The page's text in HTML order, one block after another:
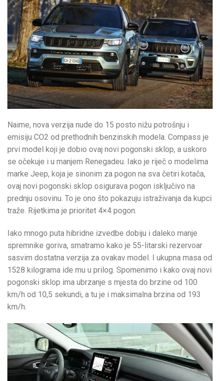
Naime, nova verzija nude do 15 posto nižu potrošnju i
emisiju CO2 od prethodnih benzinskih modela. Compass je
prvi model koji je dobio ovaj novi pogonski sklop, a uskoro
se očekuje i u manjem Renegadeu. Iako je riječ o modelima
marke Jeep, koja je sinonim za pogon na sva četiri kotača,
ovaj novi pogonski sklop osigurava pogon isključivo na
prednju osovinu. To je ono što pokazuju istraživanja da kupci
traže. Rijetkima je prioritet 4×4 pogon.
Iako mnogo puta hibridne izvedbe dobiju i daleko manje
spremnike goriva, smatramo kako je 55-litarski rezervoar
sasvim dostatna verzija za ovakav model. I ukupna masa od
1528 kilograma ide mu u prilog. Spomenimo i kako ovaj novi
pogonski sklop ima ubrzanje s mjesta do brzine od 100
km/h od 10,5 sekundi, a tu je i maksimalna brzina od 193
km/h.